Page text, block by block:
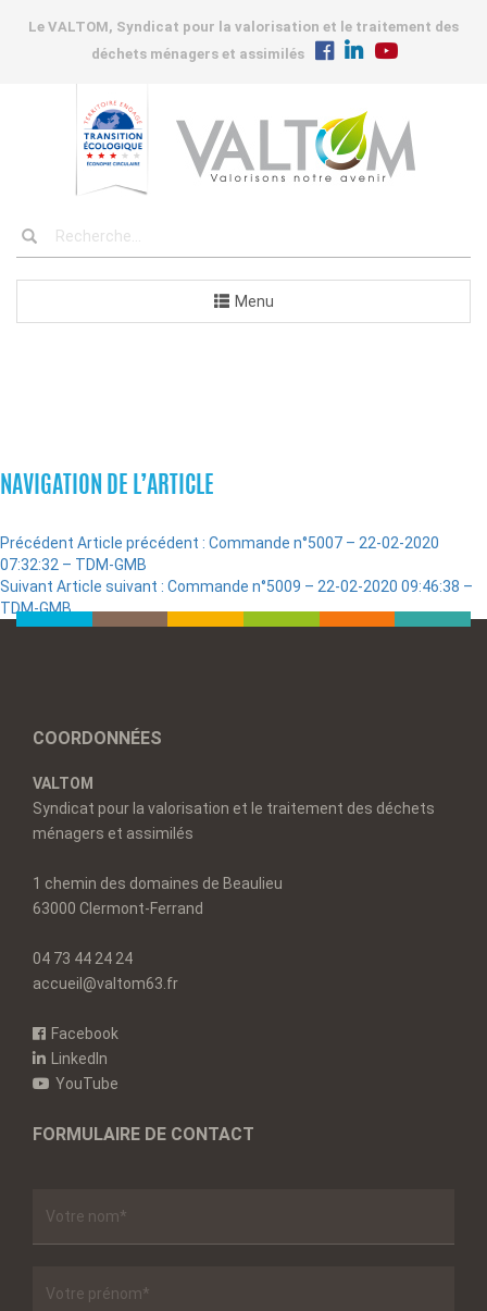
Le VALTOM, Syndicat pour la valorisation et le traitement des
déchets ménagers et assimilés
Menu
NAVIGATION DE L’ARTICLE
Précédent Article précédent : Commande n°5007 – 22-02-2020
07:32:32 – TDM-GMB
Suivant Article suivant : Commande n°5009 – 22-02-2020 09:46:38 –
TDM-GMB
COORDONNÉES
VALTOM
Syndicat pour la valorisation et le traitement des déchets
ménagers et assimilés
1 chemin des domaines de Beaulieu
63000 Clermont-Ferrand
04 73 44 24 24
accueil@valtom63.fr
Facebook
LinkedIn
YouTube
FORMULAIRE DE CONTACT